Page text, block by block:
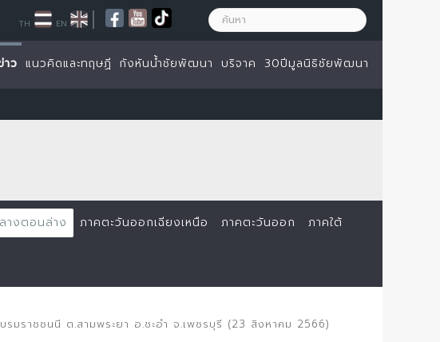
าว แนวคิดและทฤษฏี กังหันน้ำชัยพัฒนา บริจาค 30ปีมูลนิธิชัยพัฒนา
TH EN |
างตอนล่าง ภาคตะวันออกเฉียงเหนือ ภาคตะวันออก ภาคใต้
รมราชชนนี ต.สามพระยา อ.ชะอำ จ.เพชรบุรี (23 สิงหาคม 2566)